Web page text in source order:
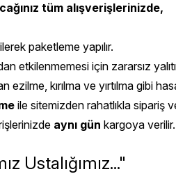
tüm alışverişlerinizde,
paketleme yapılır.
etkilenmemesi için zararsız
kırılma ve yırtılma gibi
ile sitemizden rahatlıkla sipariş
aynı gün kargoya verilir.
Ustalığımız..."